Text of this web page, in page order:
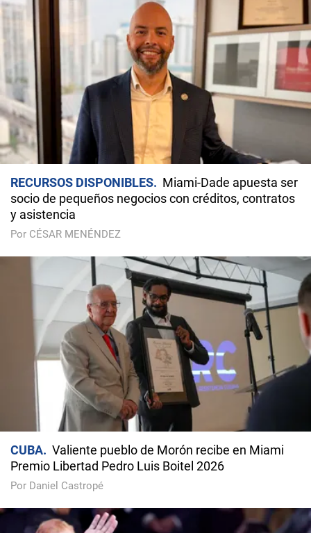
RECURSOS DISPONIBLES
Miami-Dade apuesta ser
socio de pequeños negocios con créditos, contratos
y asistencia
Por CÉSAR MENÉNDEZ
CUBA
Valiente pueblo de Morón recibe en Miami
Premio Libertad Pedro Luis Boitel 2026
Por Daniel Castropé